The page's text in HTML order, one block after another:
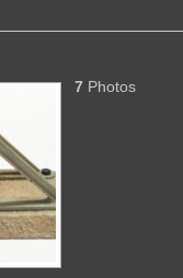
7 Photos